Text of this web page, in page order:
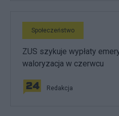
Społeczeństwo
ZUS szykuje wypłaty
waloryzacja w czerwcu
Redakcja